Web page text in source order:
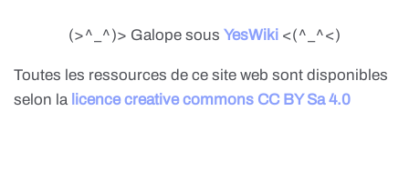
(>^_^)> Galope sous YesWiki <(^_^<)
Toutes les ressources de ce site web sont disponibles
selon la licence creative commons CC BY Sa 4.0